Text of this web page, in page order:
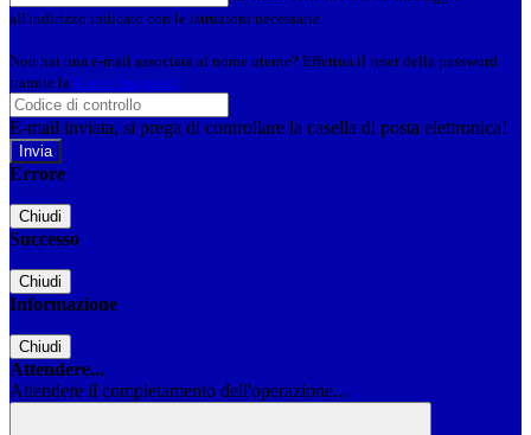
all'indirizzo indicato con le istruzioni necessarie.
Non hai una e-mail associata al nome utente? Effettua il reset della password
tramite la Login Spaggiari
E-mail inviata, si prega di controllare la casella di posta elettronica!
Errore
Chiudi
Successo
Chiudi
Informazione
Chiudi
Attendere...
Attendere il completamento dell'operazione...